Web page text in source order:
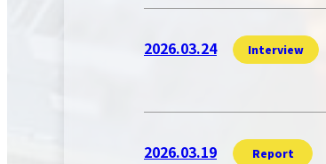
2026.03.24 Interview
2026.03.19 Report